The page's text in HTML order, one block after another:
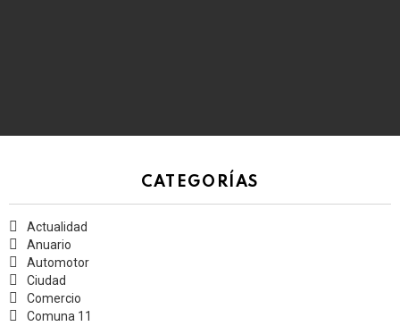
CATEGORÍAS
Actualidad
Anuario
Automotor
Ciudad
Comercio
Comuna 11